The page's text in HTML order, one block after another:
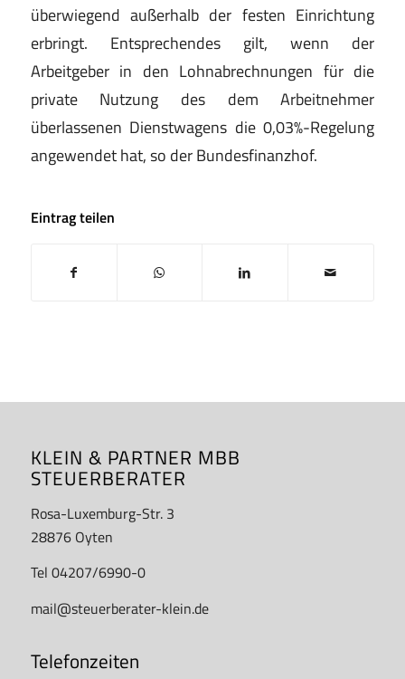
überwiegend außerhalb der festen Einrichtung
erbringt. Entsprechendes gilt, wenn der
Arbeitgeber in den Lohnabrechnungen für die
private Nutzung des dem Arbeitnehmer
überlassenen Dienstwagens die 0,03%-Regelung
angewendet hat, so der Bundesfinanzhof.
Eintrag teilen
KLEIN & PARTNER MBB
STEUERBERATER
Rosa-Luxemburg-Str. 3
28876 Oyten
Tel 04207/6990-0
mail@steuerberater-klein.de
Telefonzeiten